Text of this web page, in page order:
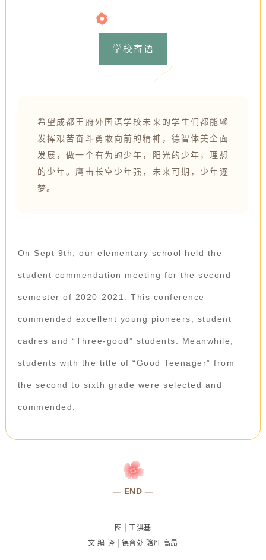
学校寄语
希望成都王府外国语学校未来的学生们都能够
发挥艰苦奋斗勇敢向前的精神，德智体美全面
发展，做一个有为的少年，阳光的少年，理想
的少年。鹰击长空少年强，未来可期，少年逐
梦。
On Sept 9th, our elementary school held the
student commendation meeting for the second
semester of 2020-2021. This conference
commended excellent young pioneers, student
cadres and “Three-good” students. Meanwhile,
students with the title of “Good Teenager” from
the second to sixth grade were selected and
commended.
— END —
图 | 王洪基
文 编 译 | 德育处 骆丹 高昂